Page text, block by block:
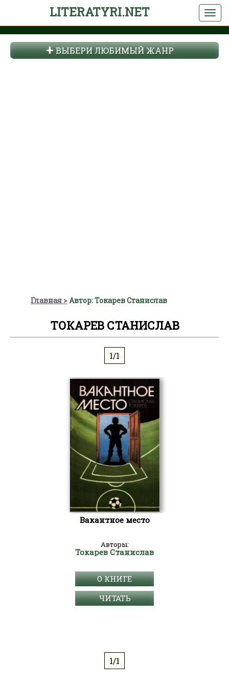
LITERATYRI.NET
ВЫБЕРИ ЛЮБИМЫЙ ЖАНР
Главная Автор: Токарев Станислав
ТОКАРЕВ СТАНИСЛАВ
1/1
Вакантное место
Авторы:
Токарев Станислав
О КНИГЕ
ЧИТАТЬ
1/1